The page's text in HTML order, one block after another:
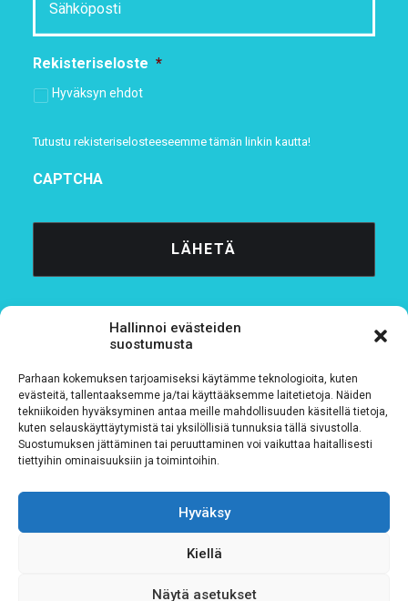
Hallinnoi evästeiden
suostumusta
Parhaan kokemuksen tarjoamiseksi käytämme teknologioita, kuten
evästeitä, tallentaaksemme ja/tai käyttääksemme laitetietoja. Näiden
tekniikoiden hyväksyminen antaa meille mahdollisuuden käsitellä tietoja,
kuten selauskäyttäytymistä tai yksilöllisiä tunnuksia tällä sivustolla.
Suostumuksen jättäminen tai peruuttaminen voi vaikuttaa haitallisesti
tiettyihin ominaisuuksiin ja toimintoihin.
Hyväksy
Kiellä
Näytä asetukset
Rekisteriseloste *
Hyväksyn ehdot
Tutustu rekisteriselosteeseemmetämän linkin kautta!
CAPTCHA
Tietosuojaseloste
Verkkolaskutustiedot